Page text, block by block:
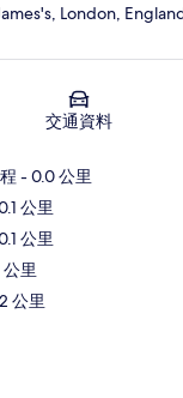
地圖
London,
交通資料
- 0.0 公里
公里
公里
公里
公里